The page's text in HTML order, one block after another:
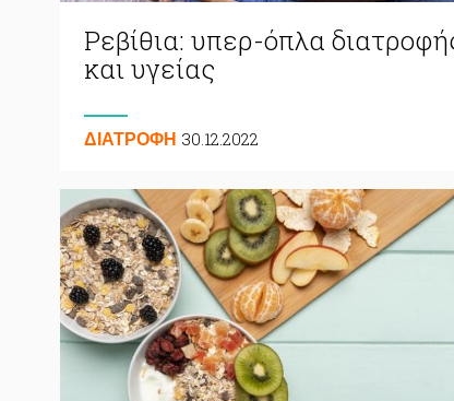
Ρεβίθια: υπερ-όπλα
και υγείας
ΔΙΑΤΡΟΦΗ 30.12.2022